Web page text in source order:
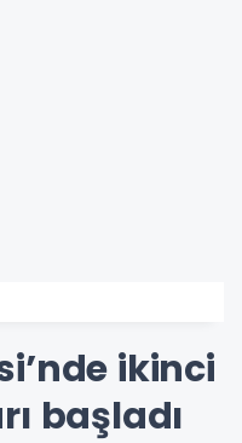
ikinci
başladı